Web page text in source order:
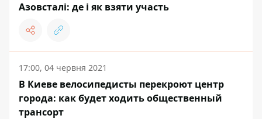
Азовсталі: де і як взяти участь
17:00, 04 червня 2021
В Киеве велосипедисты перекроют центр
города: как будет ходить общественный
трансорт